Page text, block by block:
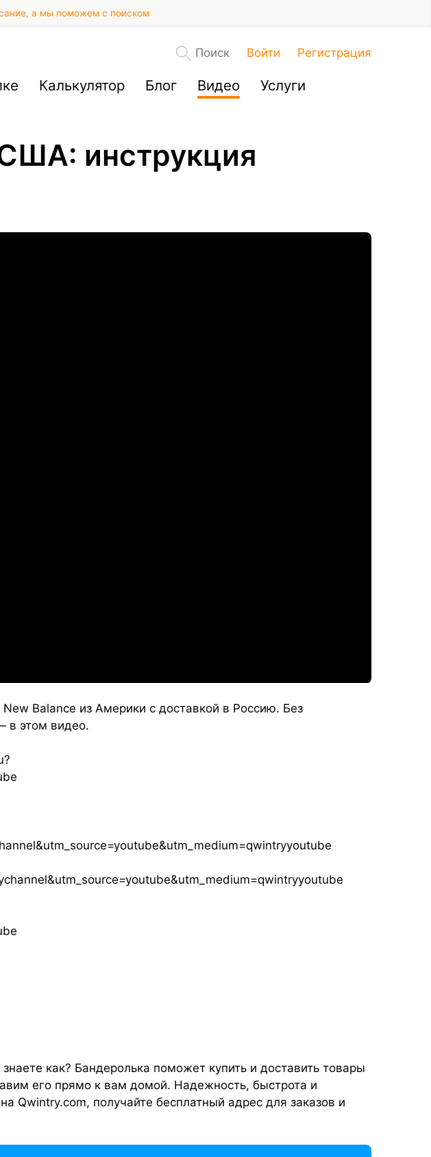
а мы поможем с поиском
Поиск Войти Регистрация
Калькулятор Блог Видео Услуги
США: инструкция
Balance из Америки с доставкой в Россию. Без
в этом видео.
как? Бандеролька поможет купить и доставить товары
его прямо к вам домой. Надежность, быстрота и
Qwintry.com, получайте бесплатный адрес для заказов и